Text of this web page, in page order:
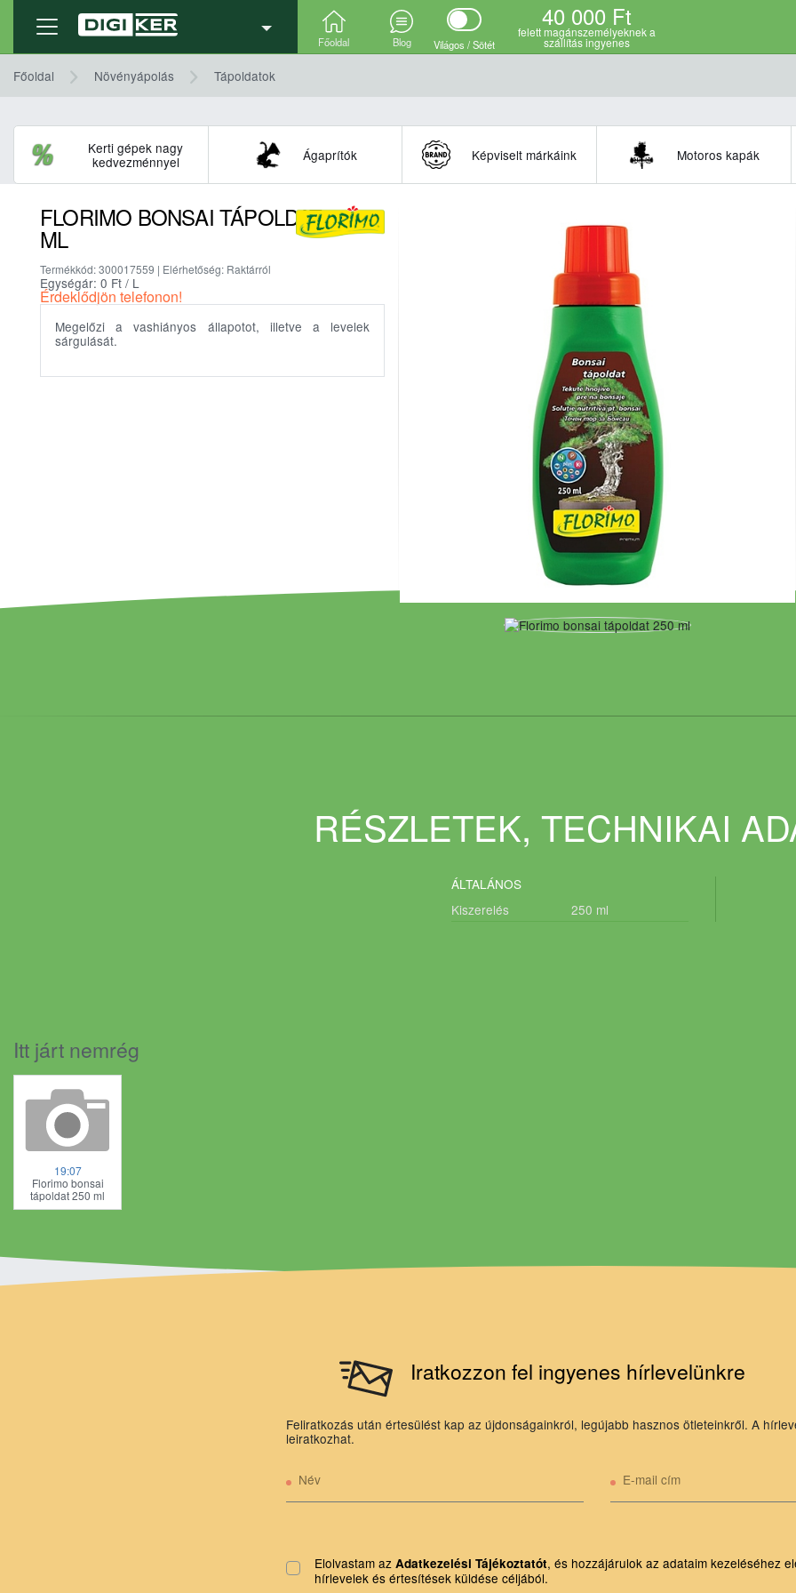
Főoldal Blog Világos / Sötét
40 000 Ft
felett magánszemélyeknek a
szállítás ingyenes
Főoldal Növényápolás Tápoldatok
Kerti gépek nagy
kedvezménnyel
Ágaprítók Képviselt márkáink Motoros kapák
FLORIMO BONSAI TÁPOLDAT 250
ML
Termékkód: 300017559 | Elérhetőség: Raktárról
Egységár: 0 Ft / L
Érdeklődjön telefonon!
Megelőzi a vashiányos állapotot, illetve a levelek
sárgulását.
RÉSZLETEK, TECHNIKAI
ÁLTALÁNOS
Kiszerelés
250 ml
Itt járt nemrég
19:07
Florimo bonsai
tápoldat 250 ml
Iratkozzon fel ingyenes hírlevelünkre
Feliratkozás után értesülést kap az újdonságainkról, legújabb hasznos ötleteinkről. A
leiratkozhat.
Név E-mail cím
Elolvastam az Adatkezelési Tájékoztatót, és hozzájárulok az adataim kezeléséhez
hírlevelek és értesítések küldése céljából.
Termék adatlap Részletek, technikai adatok